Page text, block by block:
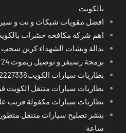
بالكويت
افضل مقويات شبكات و نت و
اهم شركة مكافحة حشرات
بدالة ونشات الشهداء كرين سحب
برمجة رسيفر و توصيل ريموت 24 ساعة في محافظات الكويت
بطاريات سيارات الكويت52227338
بطاريات سيارات متنقل
بطاريات سيارات مكفولة قريب
ساعة